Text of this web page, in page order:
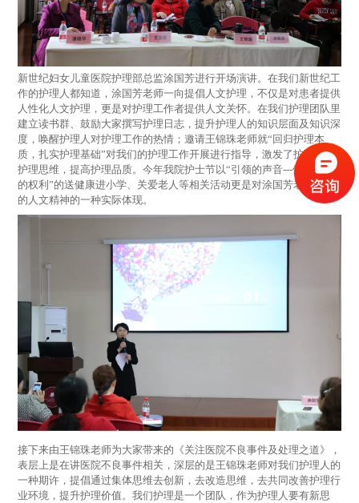
新世纪妇女儿童医院护理部总监涂国芳进行开场演讲。在我们新世纪工
作的护理人都知道，涂国芳老师一向提倡人文护理，不仅是对患者提供
人性化人文护理，更是对护理工作者提供人文关怀。在我们护理团队里
建立读书群、鼓励大家撰写护理日志，提升护理人的知识层面及知识深
度，唤醒护理人对护理工作的热情；邀请王锦珠老师就“回归护理本
质，扎实护理基础”对我们的护理工作开展进行指导，激发了护理人的
护理思维，提高护理品质。今年我院护士节以“引领的声音---健康是人
的权利”的送健康进小学、关爱老人等相关活动更是对涂国芳老师提倡
的人文精神的一种实际体现。
接下来由王锦珠老师为大家带来的《关注医院不良事件及处理之道》，
表层上是在讲医院不良事件相关，深层的是王锦珠老师对我们护理人的
一种期许，提倡通过集体思维去创新，去改造思维，去共同改善护理行
业环境，提升护理价值。我们护理是一个团队，作为护理人要有新思